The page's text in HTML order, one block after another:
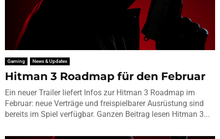
Gaming News & Updates
Hitman 3 Roadmap für den Februar
Ein neuer Trailer liefert Infos zur Hitman 3 Roadmap im
Februar: neue Verträge und freispielbarer Ausrüstung sind
bereits im Spiel verfügbar. Ganzen Beitrag lesen Hitman 3...